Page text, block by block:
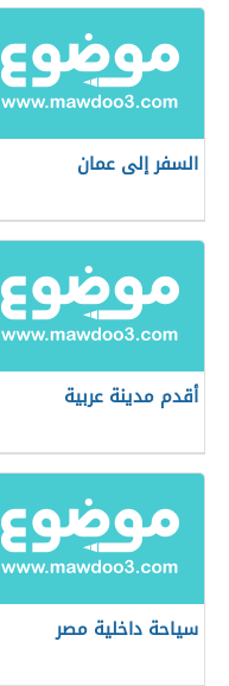
السفر إلى عمان
أقدم مدينة عربية
سياحة داخلية مصر